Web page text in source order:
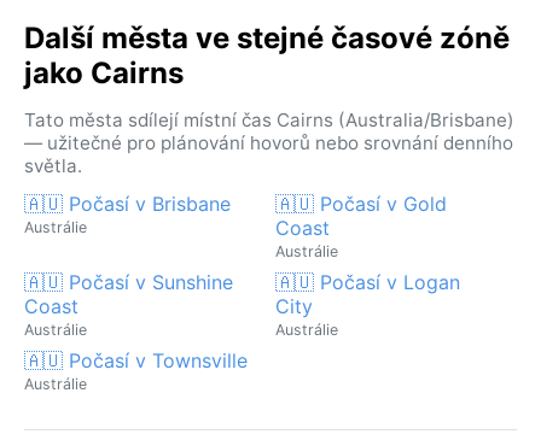
Další města ve stejné časové zóně
jako Cairns
Tato města sdílejí místní čas Cairns (Australia/Brisbane)
— užitečné pro plánování hovorů nebo srovnání denního
světla.
🇦🇺 Počasí v Brisbane
Austrálie
🇦🇺 Počasí v Gold
Coast
Austrálie
🇦🇺 Počasí v Sunshine
Coast
Austrálie
🇦🇺 Počasí v Logan
City
Austrálie
🇦🇺 Počasí v Townsville
Austrálie